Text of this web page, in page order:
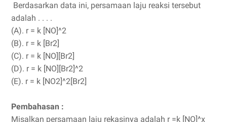
Berdasarkan data ini, persamaan laju reaksi tersebut
adalah . . . .
(A). r = k [NO]^2
(B). r = k [Br2]
(C). r = k [NO][Br2]
(D). r = k [NO][Br2]^2
(E). r = k [NO2]^2[Br2]
Pembahasan :
Misalkan persamaan laju rekasinya adalah r =k [NO]^x